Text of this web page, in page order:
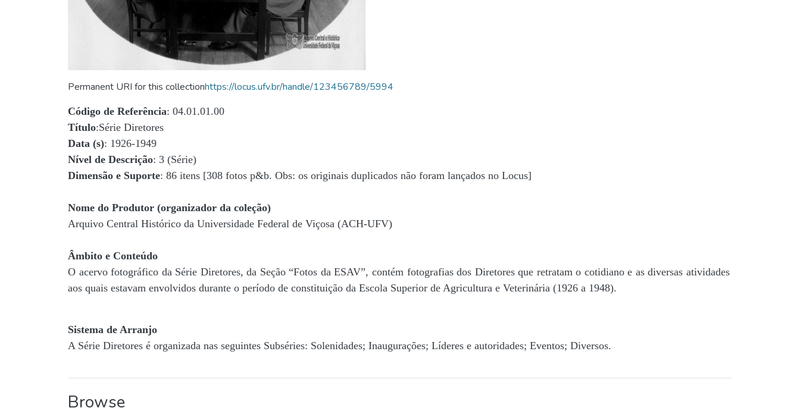
Permanent URI for this collectionhttps://locus.ufv.br/handle/123456789/5994
Código de Referência: 04.01.01.00
Título:Série Diretores
Data (s): 1926-1949
Nível de Descrição: 3 (Série)
Dimensão e Suporte: 86 itens [308 fotos p&b. Obs: os originais duplicados não foram lançados no Locus]
Nome do Produtor (organizador da coleção)
Arquivo Central Histórico da Universidade Federal de Viçosa (ACH-UFV)
Âmbito e Conteúdo
O acervo fotográfico da Série Diretores, da Seção “Fotos da ESAV”, contém fotografias dos Diretores que retratam o cotidiano e as diversas atividades
aos quais estavam envolvidos durante o período de constituição da Escola Superior de Agricultura e Veterinária (1926 a 1948).
Sistema de Arranjo
A Série Diretores é organizada nas seguintes Subséries: Solenidades; Inaugurações; Líderes e autoridades; Eventos; Diversos.
Browse